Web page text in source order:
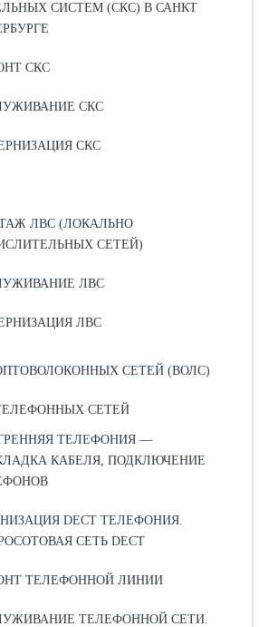
СИСТЕМ (СКС) В САНКТ
СКС
СКС
СКС
ЛВС (ЛОКАЛЬНО
СЕТЕЙ)
ЛВС
ЛВС
СЕТЕЙ (ВОЛС)
СЕТЕЙ
ТЕЛЕФОНИЯ —
КАБЕЛЯ, ПОДКЛЮЧЕНИЕ
DECT ТЕЛЕФОНИЯ.
СЕТЬ DECT
ТЕЛЕФОННОЙ ЛИНИИ
ТЕЛЕФОННОЙ СЕТИ.